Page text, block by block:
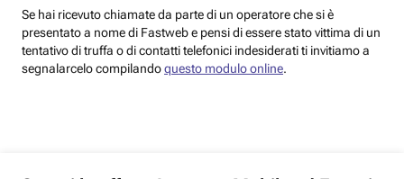
Se hai ricevuto chiamate da parte di un operatore che si è
presentato a nome di Fastweb e pensi di essere stato vittima di un
tentativo di truffa o di contatti telefonici indesiderati ti invitiamo a
segnalarcelo compilandoquesto modulo online.